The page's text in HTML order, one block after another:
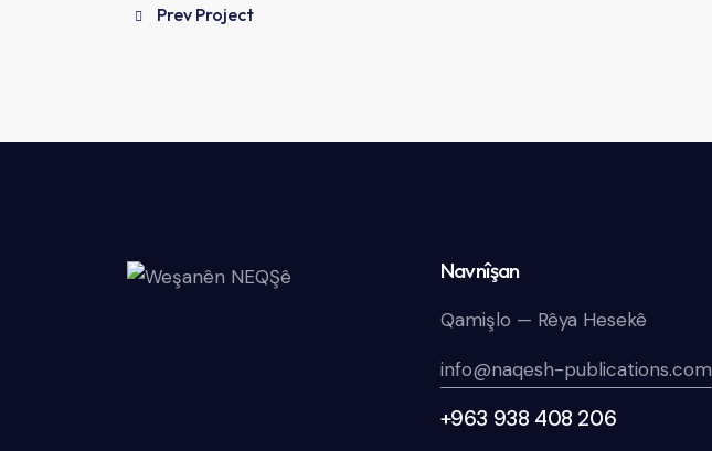
Prev Project
Navnîşan
Qamişlo — Rêya Hesekê
info@naqesh-publications.com
+963 938 408 206